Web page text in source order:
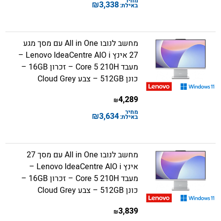
באילת:3,338
₪
מחשב לנובו All in One עם מסך מגע
27 אינץ Lenovo IdeaCentre AIO i –
מעבד Core 5 210H – זכרון 16GB –
כונן 512GB – צבע Cloud Grey
4,289
₪
מחיר
באילת:3,634
₪
מחשב לנובו All in One עם מסך 27
אינץ Lenovo IdeaCentre AIO i –
מעבד Core 5 210H – זכרון 16GB –
כונן 512GB – צבע Cloud Grey
3,839
₪